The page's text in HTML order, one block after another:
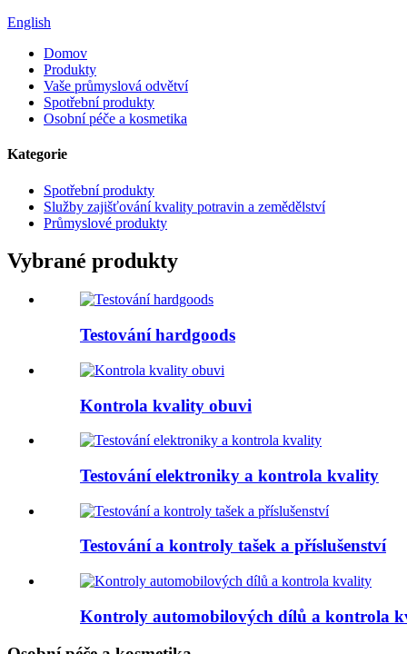
English
Domov
Produkty
Vaše průmyslová odvětví
Spotřební produkty
Osobní péče a kosmetika
Kategorie
Spotřební produkty
Služby zajišťování kvality potravin a zemědělství
Průmyslové produkty
Vybrané produkty
Testování hardgoods
Kontrola kvality obuvi
Testování elektroniky a kontrola kvality
Testování a kontroly tašek a příslušenství
Kontroly automobilových dílů a kontrola